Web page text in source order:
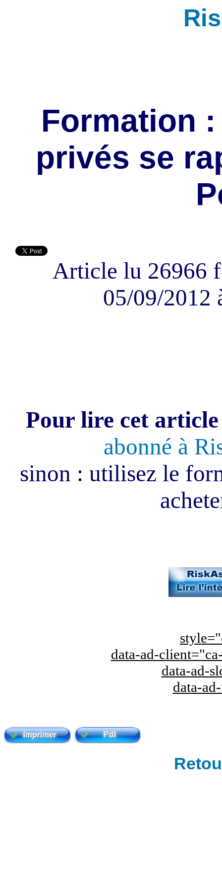
Formation
privés se
Article lu 26966
05/09/2012
Pour lire cet
abonné à
sinon : utilisez le
data-ad-
data-ad-
data-